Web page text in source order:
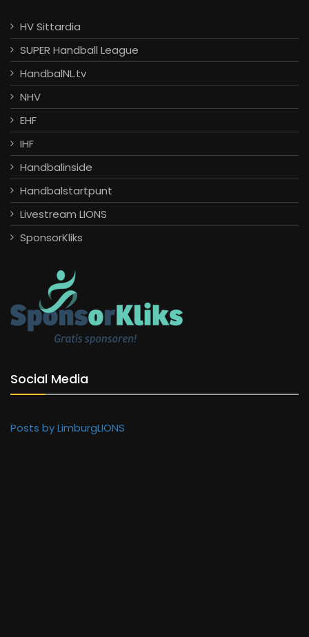
HV Sittardia
SUPER Handball League
HandbalNL.tv
NHV
EHF
IHF
Handbalinside
Handbalstartpunt
Livestream LIONS
SponsorKliks
Social Media
Posts by LimburgLIONS